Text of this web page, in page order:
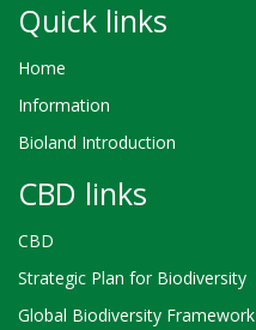
Quick links
Home
Information
Bioland Introduction
CBD links
CBD
Strategic Plan for Biodiversity
Global Biodiversity Framework